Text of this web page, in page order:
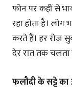
फोन पर कहीं से
रहा होता है। लोग
करते हैं। हर रोज
देर रात तक चलता
फलौदी के सट्टे